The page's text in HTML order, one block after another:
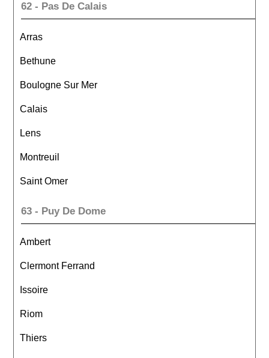
62 - Pas De Calais
Arras
Bethune
Boulogne Sur Mer
Calais
Lens
Montreuil
Saint Omer
63 - Puy De Dome
Ambert
Clermont Ferrand
Issoire
Riom
Thiers